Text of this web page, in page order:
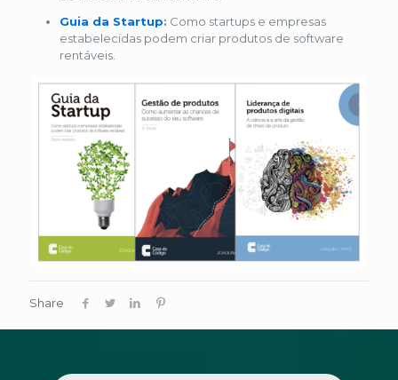
Guia da Startup: Como startups e empresas
estabelecidas podem criar produtos de software
rentáveis.
Share